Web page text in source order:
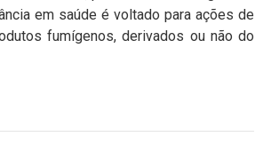
em saúde é voltado para ações de
fumígenos, derivados ou não do